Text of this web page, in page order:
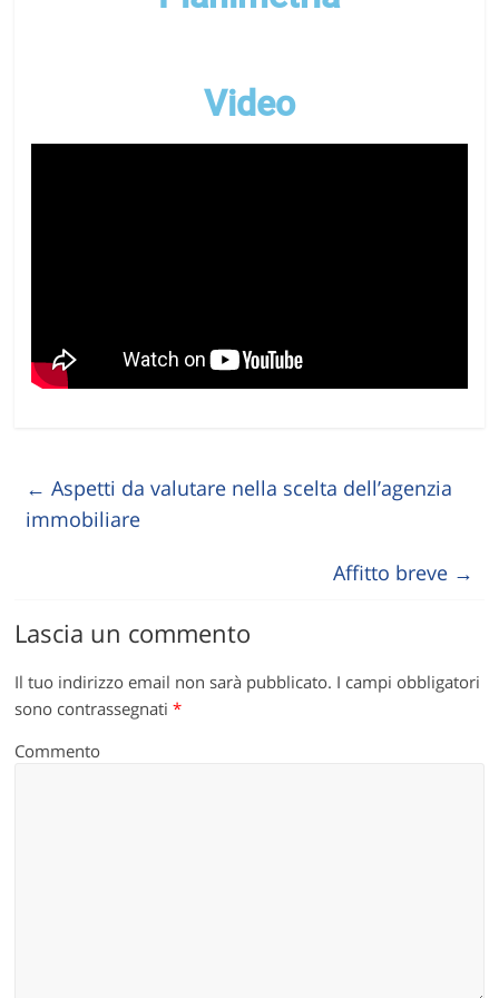
Video
← Aspetti da valutare nella scelta dell’agenzia
immobiliare
Affitto breve →
Lascia un commento
Il tuo indirizzo email non sarà pubblicato. I campi obbligatori
sono contrassegnati*
Commento